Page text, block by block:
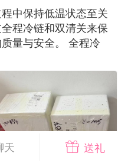
同乡联谊
商铺转让
天 送礼
中保持低温状态至关
程冷链和双清关来保
量与安全。 全程冷